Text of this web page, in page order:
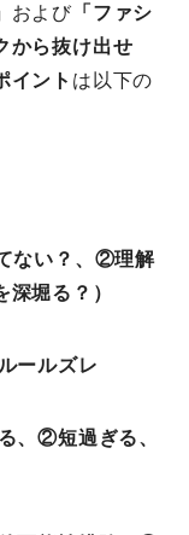
および 「 ファシ
から抜け出せ
イント は以下の
ない？、②理解
堀る？）
ールズレ
、②短過ぎる、